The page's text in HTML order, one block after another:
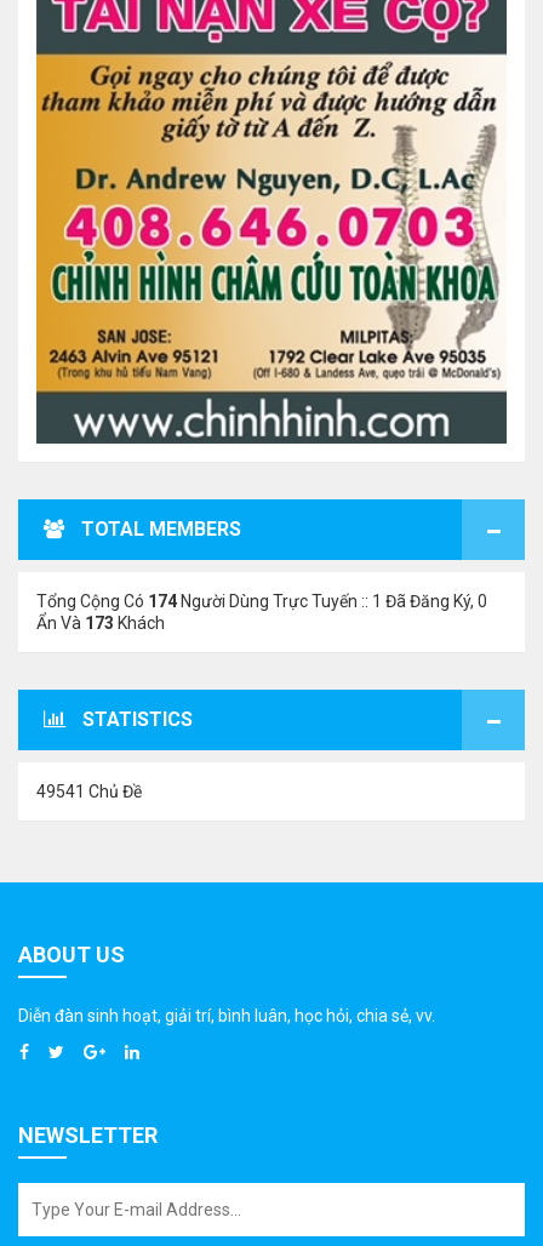
TOTAL MEMBERS
Tổng Cộng Có 174 Người Dùng Trực Tuyến :: 1 Đã Đăng Ký, 0
Ẩn Và 173 Khách
STATISTICS
49541 Chủ Đề
ABOUT US
Diễn đàn sinh hoạt, giải trí, bình luân, học hỏi, chia sẻ, vv.
NEWSLETTER